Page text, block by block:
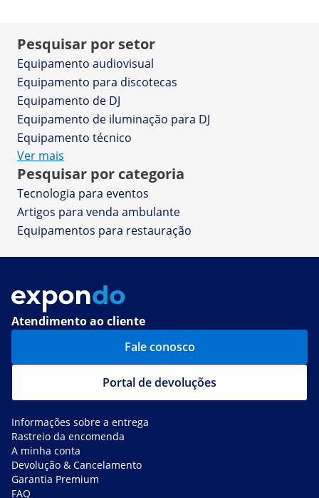
Pesquisar por setor
Equipamento audiovisual
Equipamento para discotecas
Equipamento de DJ
Equipamento de iluminação para DJ
Equipamento técnico
Ver mais
Pesquisar por categoria
Tecnologia para eventos
Artigos para venda ambulante
Equipamentos para restauração
Atendimento ao cliente
Fale conosco
Portal de devoluções
Informações sobre a entrega
Rastreio da encomenda
A minha conta
Devolução & Cancelamento
Garantia Premium
FAQ